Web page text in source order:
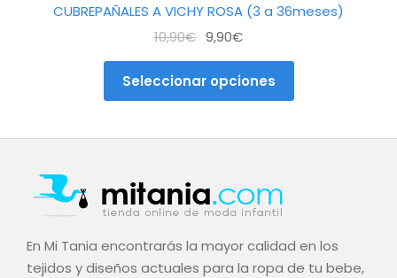
CUBREPAÑALES A VICHY ROSA (3 a 36meses)
10,90€ El
precio
original
era:
9,90€El
precio
actual
es:
Seleccionar opciones
En Mi Tania encontrarás la mayor calidad en los
tejidos y diseños actuales para la ropa de tu bebe,